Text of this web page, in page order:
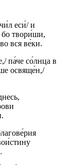
еси́/ и
бо твори́ши,
вся ве́ки.
па́че со́лнца в
освяще́н,/